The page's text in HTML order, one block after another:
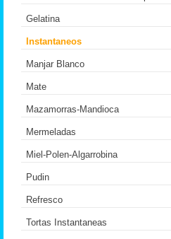
Gelatina
Instantaneos
Manjar Blanco
Mate
Mazamorras-Mandioca
Mermeladas
Miel-Polen-Algarrobina
Pudin
Refresco
Tortas Instantaneas